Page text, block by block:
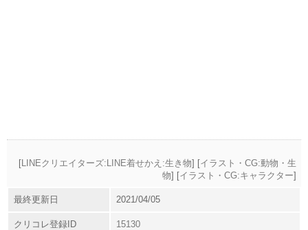
[LINEクリエイターズ:LINE着せかえ:生き物] [イラスト・CG:動物・生
物] [イラスト・CG:キャラクター]
最終更新日 2021/04/05
クリコレ登録ID 15130